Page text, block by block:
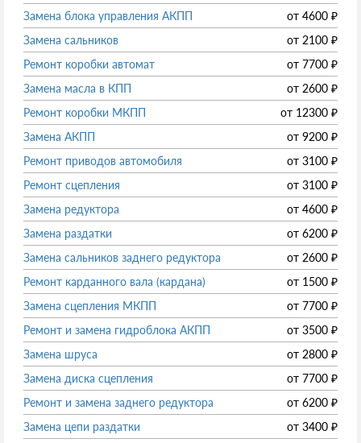
Замена блока управления АКПП
от 4600 ₽
Замена сальников
от 2100 ₽
Ремонт коробки автомат
от 7700 ₽
Замена масла в КПП
от 2600 ₽
Ремонт коробки МКПП
от 12300 ₽
Замена АКПП
от 9200 ₽
Ремонт приводов автомобиля
от 3100 ₽
Ремонт сцепления
от 3100 ₽
Замена редуктора
от 4600 ₽
Замена раздатки
от 6200 ₽
Замена сальников заднего редуктора
от 2600 ₽
Ремонт карданного вала (кардана)
от 1500 ₽
Замена сцепления МКПП
от 7700 ₽
Ремонт и замена гидроблока АКПП
от 3500 ₽
Замена шруса
от 2800 ₽
Замена диска сцепления
от 7700 ₽
Ремонт и замена заднего редуктора
от 6200 ₽
Замена цепи раздатки
от 3400 ₽